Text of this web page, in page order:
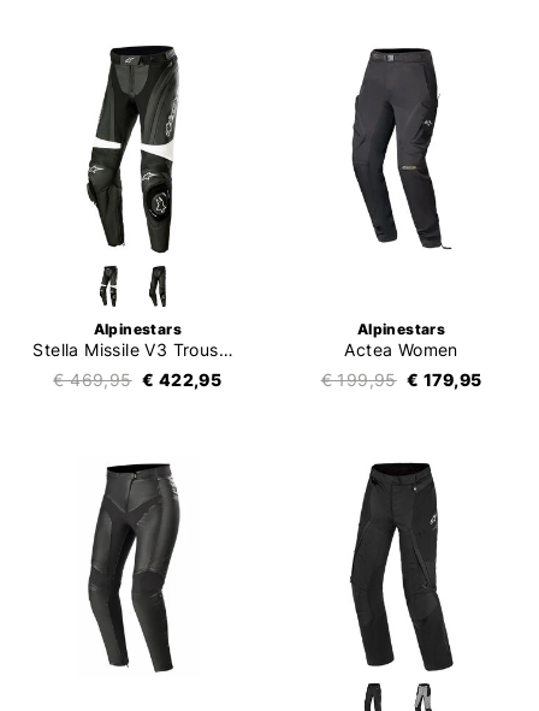
Alpinestars
Stella Missile V3 Trousers
€ 469,95 € 422,95
Alpinestars
Actea Women
€ 199,95 € 179,95